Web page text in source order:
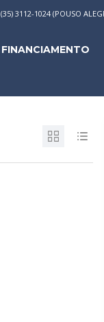
(35) 3112-1024 (POUSO
FINANCIAMENTO